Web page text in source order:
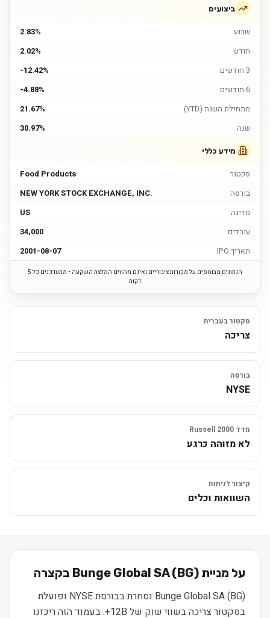
ביצועים
שבוע
2.83%
חודש
2.02%
3 חודשים
-12.42%
6 חודשים
-4.88%
מתחילת השנה (YTD)
21.67%
שנה
30.97%
מידע כללי
סקטור
Food Products
בורסה
NEW YORK STOCK EXCHANGE, INC.
מדינה
US
עובדים
34,000
תאריך IPO
2001-08-07
הנתונים מבוססים על מקורות ציבוריים ואינם מהווים המלצת השקעה • מתעדכנים כל 5
דקות
סקטור בעברית
צריכה
בורסה
NYSE
מדד Russell 2000
לא מזוהה כרגע
קיצור לניתוח
השוואות וכלים
על מניית Bunge Global SA(BG) בקצרה
Bunge Global SA (BG) נסחרת בבורסת NYSE ופועלת
בסקטור צריכה בשווי שוק של 12B+. בעמוד הזה ריכזנו